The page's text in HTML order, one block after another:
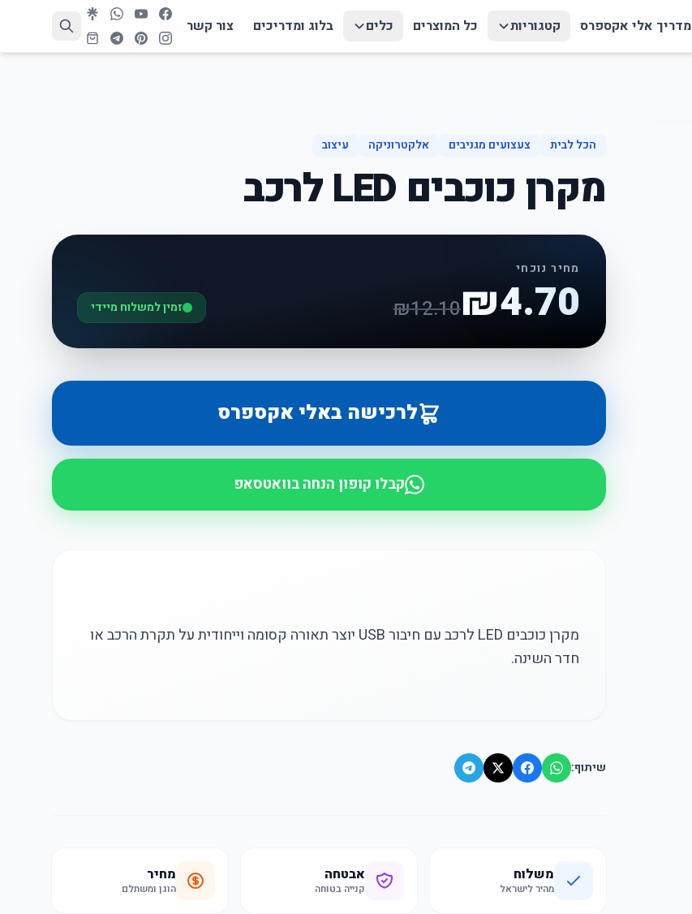
מדריך אלי אקספרס קטגוריות כל המוצרים כלים בלוג ומדריכים צור קשר
הכל לבית צעצועים מגניבים אלקטרוניקה עיצוב
מקרן כוכבים LED לרכב
מחיר נוכחי
₪4.70
₪12.10 זמין למשלוח מיידי
לרכישה באלי אקספרס
קבלו קופון הנחה בוואטסאפ
מקרן כוכבים LED לרכב עם חיבור USB יוצר תאורה קסומה וייחודית על תקרת הרכב או
חדר השינה.
שיתוף:
משלוח
מהיר לישראל
אבטחה
קנייה בטוחה
מחיר
הוגן ומשתלם